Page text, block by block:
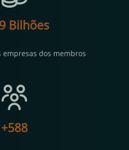
Bilhões
empresas dos membros
+596